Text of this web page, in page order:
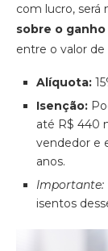
com lucro, será
sobre o
entre o valor
Alíquota:
Isenção:
até R$ 440
vendedor e
anos.
Importante:
isentos